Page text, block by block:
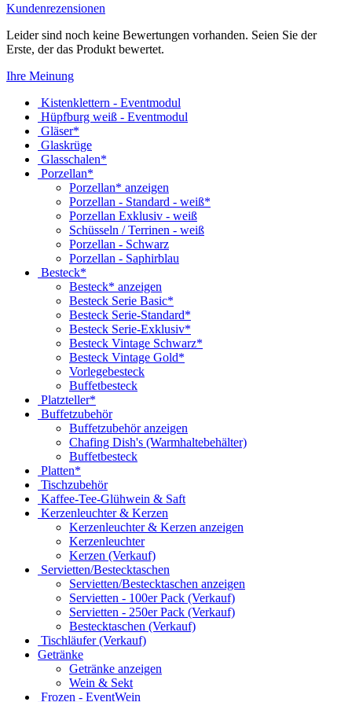
Kundenrezensionen
Leider sind noch keine Bewertungen vorhanden. Seien Sie der
Erste, der das Produkt bewertet.
Ihre Meinung
Kistenklettern - Eventmodul
Hüpfburg weiß - Eventmodul
Gläser*
Glaskrüge
Glasschalen*
Porzellan*
Porzellan* anzeigen
Porzellan - Standard - weiß*
Porzellan Exklusiv - weiß
Schüsseln / Terrinen - weiß
Porzellan - Schwarz
Porzellan - Saphirblau
Besteck*
Besteck* anzeigen
Besteck Serie Basic*
Besteck Serie-Standard*
Besteck Serie-Exklusiv*
Besteck Vintage Schwarz*
Besteck Vintage Gold*
Vorlegebesteck
Buffetbesteck
Platzteller*
Buffetzubehör
Buffetzubehör anzeigen
Chafing Dish's (Warmhaltebehälter)
Buffetbesteck
Platten*
Tischzubehör
Kaffee-Tee-Glühwein & Saft
Kerzenleuchter & Kerzen
Kerzenleuchter & Kerzen anzeigen
Kerzenleuchter
Kerzen (Verkauf)
Servietten/Bestecktaschen
Servietten/Bestecktaschen anzeigen
Servietten - 100er Pack (Verkauf)
Servietten - 250er Pack (Verkauf)
Bestecktaschen (Verkauf)
Tischläufer (Verkauf)
Getränke
Getränke anzeigen
Wein & Sekt
Frozen - EventWein